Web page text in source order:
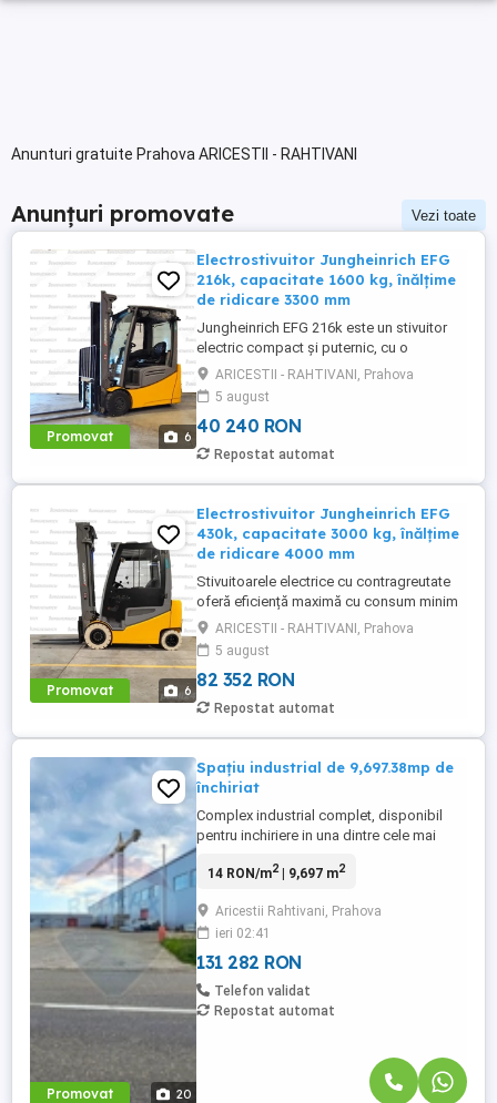
Anunturi gratuite Prahova ARICESTII - RAHTIVANI
Anunțuri promovate Vezi toate
Promovat 6
Electrostivuitor Jungheinrich EFG
216k, capacitate 1600 kg, înălțime
de ridicare 3300 mm
Jungheinrich EFG 216k este un stivuitor
electric compact și puternic, cu o
capacitate de ridicare de 1600 kg, echipat
cu un catarg duplex (ZT) cu înălțime de
ridicare de 3300 mm, fără ridicare liberă,
ideal pentru aplicații de depozitare cu
înălțime medie. Stivuitorul este alimentat
de o baterie plumb-acid ...
ARICESTII - RAHTIVANI, Prahova
5 august
40 240 RON
Repostat automat
Promovat 6
Electrostivuitor Jungheinrich EFG
430k, capacitate 3000 kg, înălțime
de ridicare 4000 mm
Stivuitoarele electrice cu contragreutate
oferă eficiență maximă cu consum minim
de energie. Stivuitoarele electrice oferă
performanțe de top cu cele mai recente
motoare trifazate. Această tehnologie
coordonează toate componentele
stivuitoarelor, îmbunătățind eficiența
operațiunilor dumneavoastră. Eficiența ...
ARICESTII - RAHTIVANI, Prahova
5 august
82 352 RON
Repostat automat
Promovat 20
Spațiu industrial de 9,697.38mp de
închiriat
Complex industrial complet, disponibil
pentru inchiriere in una dintre cele mai
cu acces direct la DN1 si A3. Vecinatatea
precum Unilever, Haier, BAT Romania,
Coficab si Centrul Logistic Lidl confirma
soliditatea zonei ...
14 RON/m2| 9,697 m2
Aricestii Rahtivani, Prahova
ieri 02:41
131 282 RON
Telefon validat
Repostat automat